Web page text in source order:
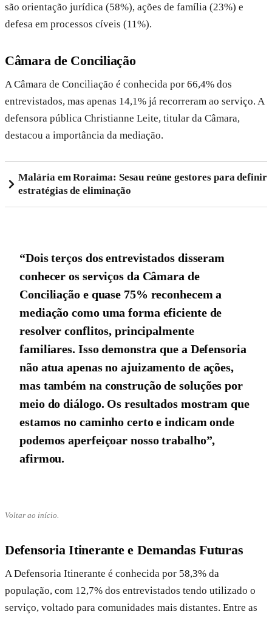
são orientação jurídica (58%), ações de família (23%) e
defesa em processos cíveis (11%).
Câmara de Conciliação
A Câmara de Conciliação é conhecida por 66,4% dos
entrevistados, mas apenas 14,1% já recorreram ao serviço. A
defensora pública Christianne Leite, titular da Câmara,
destacou a importância da mediação.
Malária em Roraima: Sesau reúne gestores para definir
estratégias de eliminação
“Dois terços dos entrevistados disseram
conhecer os serviços da Câmara de
Conciliação e quase 75% reconhecem a
mediação como uma forma eficiente de
resolver conflitos, principalmente
familiares. Isso demonstra que a Defensoria
não atua apenas no ajuizamento de ações,
mas também na construção de soluções por
meio do diálogo. Os resultados mostram que
estamos no caminho certo e indicam onde
podemos aperfeiçoar nosso trabalho”,
afirmou.
Voltar ao início.
Defensoria Itinerante e Demandas Futuras
A Defensoria Itinerante é conhecida por 58,3% da
população, com 12,7% dos entrevistados tendo utilizado o
serviço, voltado para comunidades mais distantes. Entre as